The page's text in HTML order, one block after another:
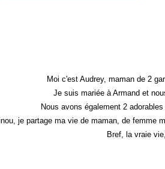
Moi c'est Audrey, maman de 2
Je suis mariée à Armand et
Nous avons également 2
je partage ma vie de maman, de femme
Bref, la vraie